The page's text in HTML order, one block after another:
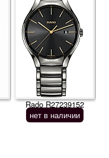
Rado R27239152
нет в наличии